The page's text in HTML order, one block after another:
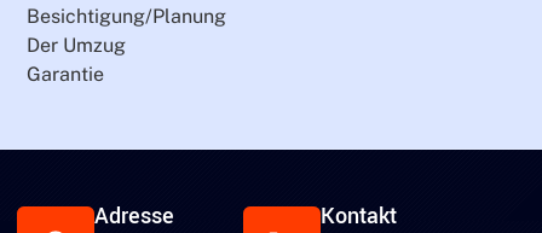
Besichtigung/Planung
Der Umzug
Garantie
Adresse Kontakt